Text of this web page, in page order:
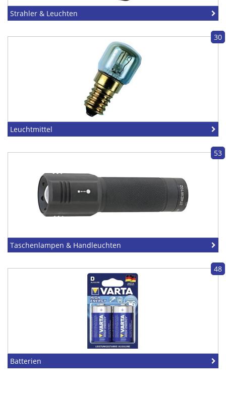
Strahler & Leuchten
30
Leuchtmittel
53
Taschenlampen & Handleuchten
48
Batterien